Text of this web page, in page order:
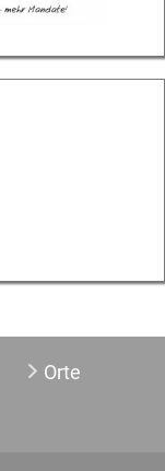
Orte